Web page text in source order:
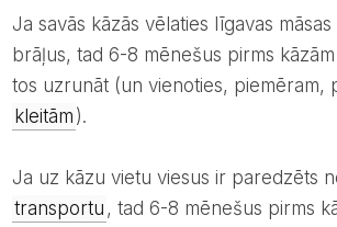
Ja savās kāzās vēlaties līgavas māsas un līgavaiņa
brāļus, tad 6-8 mēnešus pirms
tos uzrunāt (un vienoties, piemēram,
kleitām ).
Ja uz kāzu vietu viesus ir paredzēts
transportu , tad 6-8 mēnešus pirms